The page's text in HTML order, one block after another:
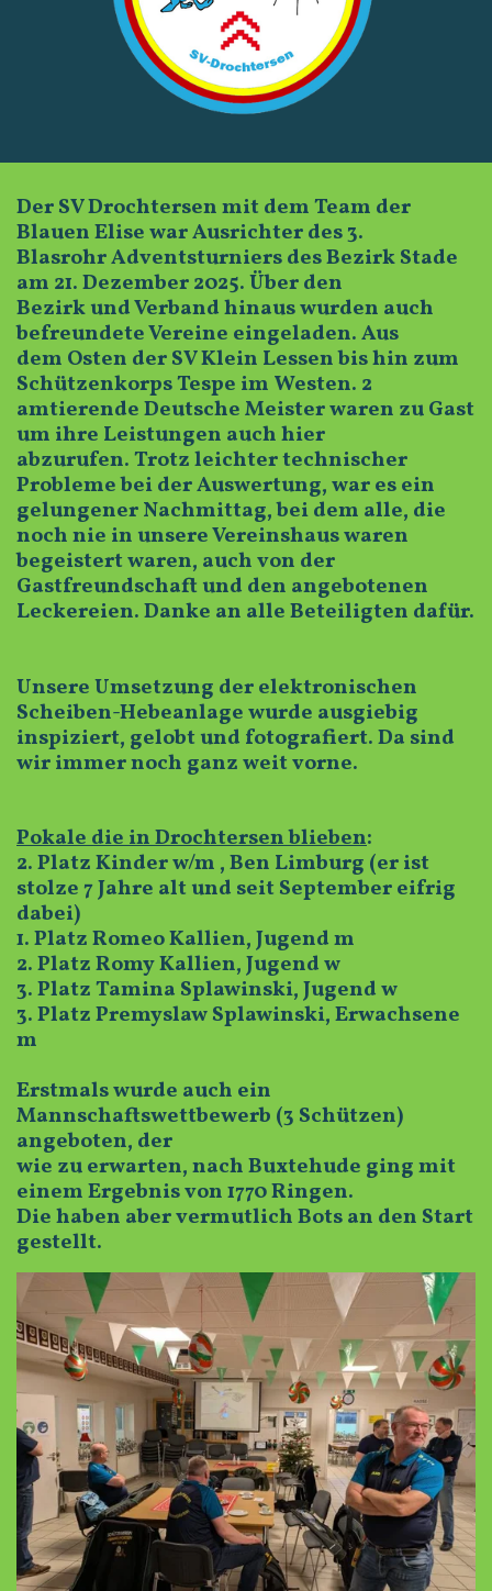
Der SV Drochtersen mit dem Team der
Blauen Elise war Ausrichter des 3.
Blasrohr Adventsturniers des Bezirk Stade
am 21. Dezember 2025. Über den
Bezirk und Verband hinaus wurden auch
befreundete Vereine eingeladen. Aus
dem Osten der SV Klein Lessen bis hin zum
Schützenkorps Tespe im Westen. 2
amtierende Deutsche Meister waren zu Gast
um ihre Leistungen auch hier
abzurufen. Trotz leichter technischer
Probleme bei der Auswertung, war es ein
gelungener Nachmittag, bei dem alle, die
noch nie in unsere Vereinshaus waren
begeistert waren, auch von der
Gastfreundschaft und den angebotenen
Leckereien. Danke an alle Beteiligten dafür.
Unsere Umsetzung der elektronischen
Scheiben-Hebeanlage wurde ausgiebig
inspiziert, gelobt und fotografiert. Da sind
wir immer noch ganz weit vorne.
Pokale die in Drochtersen blieben:
2. Platz Kinder w/m , Ben Limburg (er ist
stolze 7 Jahre alt und seit September eifrig
dabei)
1. Platz Romeo Kallien, Jugend m
2. Platz Romy Kallien, Jugend w
3. Platz Tamina Splawinski, Jugend w
3. Platz Premyslaw Splawinski, Erwachsene
m
Erstmals wurde auch ein
Mannschaftswettbewerb (3 Schützen)
angeboten, der
wie zu erwarten, nach Buxtehude ging mit
einem Ergebnis von 1770 Ringen.
Die haben aber vermutlich Bots an den Start
gestellt.